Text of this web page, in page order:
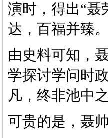
演时，得出“聂
达，百福并臻。
由史料可知，
学探讨学问时
凡，终非池中之
可贵的是，聂